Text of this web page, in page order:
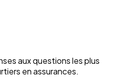
aux questions les plus
en assurances.